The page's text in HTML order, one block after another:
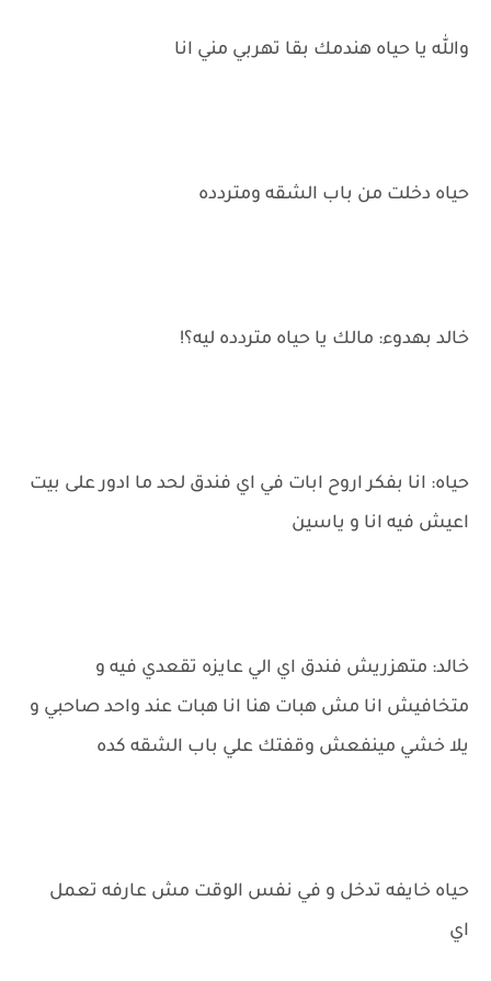
والله يا حياه هندمك بقا تهربي مني انا
حياه دخلت من باب الشقه ومتردده
خالد بهدوء: مالك يا حياه متردده ليه؟!
حياه: انا بفكر اروح ابات في اي فندق لحد ما ادور على بيت
اعيش فيه انا و ياسين
خالد: متهزريش فندق اي الي عايزه تقعدي فيه و
متخافيش انا مش هبات هنا انا هبات عند واحد صاحبي و
يلا خشي مينفعش وقفتك علي باب الشقه كده
حياه خايفه تدخل و في نفس الوقت مش عارفه تعمل
اي